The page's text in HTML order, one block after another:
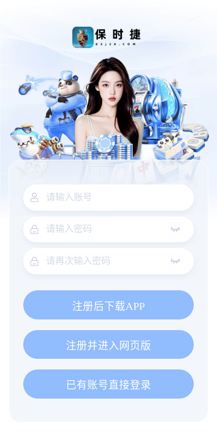
注册后下载APP
注册并进入网页版
已有账号直接登录